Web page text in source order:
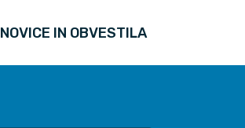
NOVICE IN OBVESTILA